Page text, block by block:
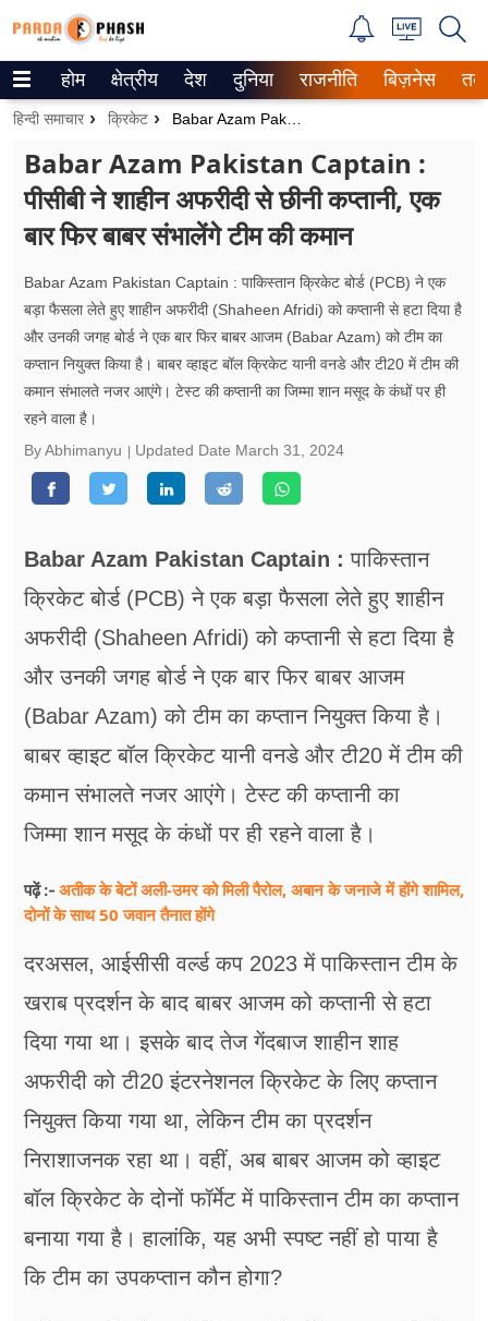
Trending on Google News
वेब स्टोरीज
उत्तर प्रदेश
गैलरी
वीडियो
रिलेशनशिप
जीवन मंत्रा
फूड
सेहत
ब्‍यूटी
जॉब्स
अन्य खबरें
होम क्षेत्रीय देश दुनिया राजनीति बिज़नेस
हिन्दी समाचार क्रिकेट
Babar Azam Pakistan Captain :
पीसीबी ने शाहीन अफरीदी से छीनी कप्तानी, एक
बार फिर बाबर संभालेंगे टीम की कमान
Babar Azam Pakistan Captain : पाकिस्तान क्रिकेट बोर्ड (PCB) ने एक
बड़ा फैसला लेते हुए शाहीन अफरीदी (Shaheen Afridi) को कप्तानी से हटा दिया है
और उनकी जगह बोर्ड ने एक बार फिर बाबर आजम (Babar Azam) को टीम का
कप्तान नियुक्त किया है। बाबर व्हाइट बॉल क्रिकेट यानी वनडे और टी20 में टीम की
कमान संभालते नजर आएंगे। टेस्ट की कप्तानी का जिम्मा शान मसूद के कंधों पर ही
रहने वाला है।
By Abhimanyu
Updated Date March 31, 2024
Babar Azam Pakistan Captain :पाकिस्तान
क्रिकेट बोर्ड (PCB) ने एक बड़ा फैसला लेते हुए शाहीन
अफरीदी (Shaheen Afridi) को कप्तानी से हटा दिया है
और उनकी जगह बोर्ड ने एक बार फिर बाबर आजम
(Babar Azam) को टीम का कप्तान नियुक्त किया है।
बाबर व्हाइट बॉल क्रिकेट यानी वनडे और टी20 में टीम की
कमान संभालते नजर आएंगे। टेस्ट की कप्तानी का
जिम्मा शान मसूद के कंधों पर ही रहने वाला है।
पढ़ें :- अतीक के बेटों अली-उमर को मिली पैरोल, अबान के जनाजे में होंगे शामिल,
दोनों के साथ 50 जवान तैनात होंगे
दरअसल, आईसीसी वर्ल्ड कप 2023 में पाकिस्तान टीम के
खराब प्रदर्शन के बाद बाबर आजम को कप्तानी से हटा
दिया गया था। इसके बाद तेज गेंदबाज शाहीन शाह
अफरीदी को टी20 इंटरनेशनल क्रिकेट के लिए कप्तान
नियुक्त किया गया था, लेकिन टीम का प्रदर्शन
निराशाजनक रहा था। वहीं, अब बाबर आजम को व्हाइट
बॉल क्रिकेट के दोनों फॉर्मेट में पाकिस्तान टीम का कप्तान
बनाया गया है। हालांकि, यह अभी स्पष्ट नहीं हो पाया है
कि टीम का उपकप्तान कौन होगा?